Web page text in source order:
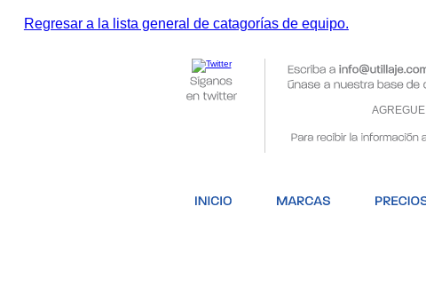
Regresar a la lista general de catagorías de equipo.